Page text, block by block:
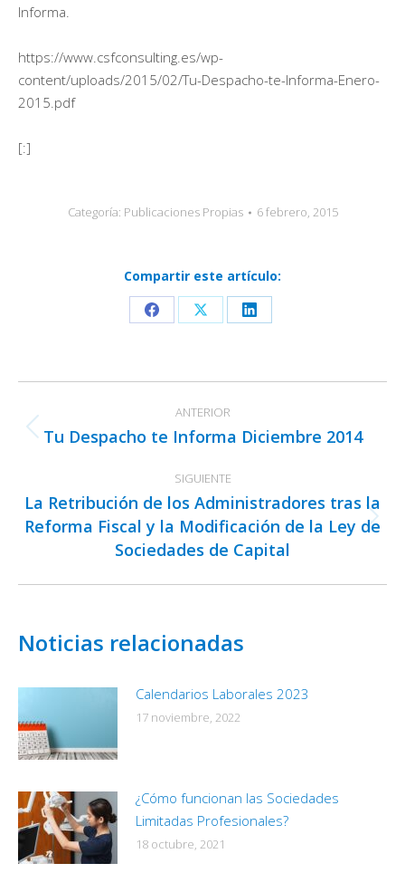
Informa.
https://www.csfconsulting.es/wp-
content/uploads/2015/02/Tu-Despacho-te-Informa-Enero-
2015.pdf
[:]
Categoría: Publicaciones Propias 6 febrero, 2015
Compartir este artículo:
Share
Facebook
Share
X
Share
LinkedIn
entre
publicaciones
ANTERIOR
Publicación
Tu Despacho te Informa Diciembre 2014
SIGUIENTE
Publicación
siguiente:
La Retribución de los Administradores tras la
Reforma Fiscal y la Modificación de la Ley de
Sociedades de Capital
Noticias relacionadas
Calendarios Laborales 2023
17 noviembre, 2022
¿Cómo funcionan las Sociedades
Limitadas Profesionales?
18 octubre, 2021